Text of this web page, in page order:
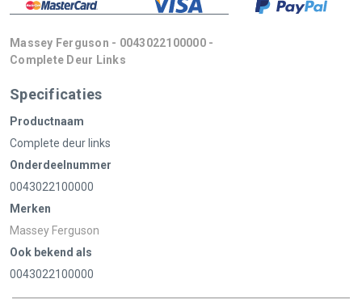
Massey Ferguson - 0043022100000 -
Complete Deur Links
Specificaties
Productnaam
Complete deur links
Onderdeelnummer
0043022100000
Merken
Massey Ferguson
Ook bekend als
0043022100000